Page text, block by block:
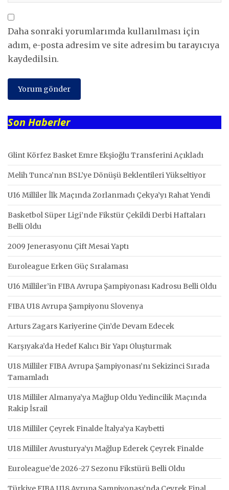
Daha sonraki yorumlarımda kullanılması için
adım, e-posta adresim ve site adresim bu tarayıcıya
kaydedilsin.
Son Haberler
Glint Körfez Basket Emre Ekşioğlu Transferini Açıkladı
Melih Tunca’nın BSL’ye Dönüşü Beklentileri Yükseltiyor
U16 Milliler İlk Maçında Zorlanmadı Çekya’yı Rahat Yendi
Basketbol Süper Ligi’nde Fikstür Çekildi Derbi Haftaları
Belli Oldu
2009 Jenerasyonu Çift Mesai Yaptı
Euroleague Erken Güç Sıralaması
U16 Milliler’in FIBA Avrupa Şampiyonası Kadrosu Belli Oldu
FIBA U18 Avrupa Şampiyonu Slovenya
Arturs Zagars Kariyerine Çin’de Devam Edecek
Karşıyaka’da Hedef Kalıcı Bir Yapı Oluşturmak
U18 Milliler FIBA Avrupa Şampiyonası’nı Sekizinci Sırada
Tamamladı
U18 Milliler Almanya’ya Mağlup Oldu Yedincilik Maçında
Rakip İsrail
U18 Milliler Çeyrek Finalde İtalya’ya Kaybetti
U18 Milliler Avusturya’yı Mağlup Ederek Çeyrek Finalde
Euroleague’de 2026-27 Sezonu Fikstürü Belli Oldu